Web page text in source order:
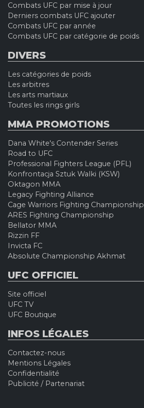
Combats UFC par mise à jour
Derniers combats UFC ajouter
Combats UFC par année
Combats UFC par catégorie de poids
DIVERS
Les catégories de poids
Les arbitres
Les arts martiaux
Toutes les rings girls
MMA PROMOTIONS
Dana White's Contender Series
Road to UFC
Professional Fighters League (PFL)
Konfrontacja Sztuk Walki (KSW)
Oktagon MMA
Legacy Fighting Alliance
Cage Warriors Fighting Championship
ARES Fighting Championship
Bellator MMA
Rizzin FF
Invicta FC
Absolute Championship Akhmat
UFC OFFICIEL
Site officiel
UFC TV
UFC Boutique
INFOS LÉGALES
Contactez-nous
Mentions Légales
Confidentialité
Publicité / Partenariat